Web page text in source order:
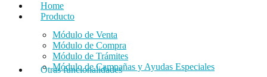
Home
Producto
Módulo de Venta
Módulo de Compra
Módulo de Trámites
Módulo de Campañas y Ayudas Especiales
Otras funcionalidades